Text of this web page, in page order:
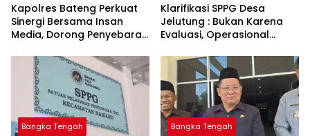
‎Kapolres Bateng Perkuat
Sinergi Bersama Insan
Media, Dorong Penyebaran
Layanan Polri 110
‎Klarifikasi SPPG Desa
Jelutung : Bukan Karena
Evaluasi, Operasional
Dana Banper Belum Cair
Bangka Tengah Bangka Tengah